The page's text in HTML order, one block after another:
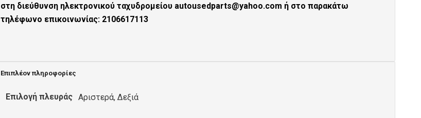
στη διεύθυνση ηλεκτρονικού ταχυδρομείου autousedparts@yahoo.com ή στο παρακάτω
τηλέφωνο επικοινωνίας: 2106617113
Επιπλέον πληροφορίες
Επιλογή πλευράς Αριστερά, Δεξιά